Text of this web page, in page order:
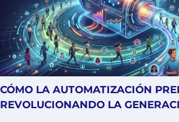
CÓMO LA AUTOMATIZACIÓN
REVOLUCIONANDO LA